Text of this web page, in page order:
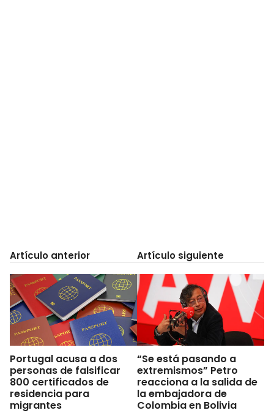
Artículo anterior
Portugal acusa a dos
personas de falsificar
800 certificados de
residencia para
migrantes
Artículo siguiente
“Se está pasando a
extremismos” Petro
reacciona a la salida de
la embajadora de
Colombia en Bolivia